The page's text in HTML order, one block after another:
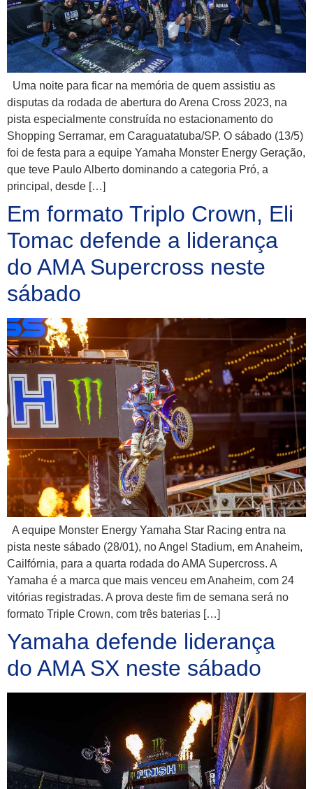
Uma noite para ficar na memória de quem assistiu as
disputas da rodada de abertura do Arena Cross 2023, na
pista especialmente construída no estacionamento do
Shopping Serramar, em Caraguatatuba/SP. O sábado (13/5)
foi de festa para a equipe Yamaha Monster Energy Geração,
que teve Paulo Alberto dominando a categoria Pró, a
principal, desde […]
Em formato Triplo Crown, Eli
Tomac defende a liderança
do AMA Supercross neste
sábado
A equipe Monster Energy Yamaha Star Racing entra na
pista neste sábado (28/01), no Angel Stadium, em Anaheim,
Cailfórnia, para a quarta rodada do AMA Supercross. A
Yamaha é a marca que mais venceu em Anaheim, com 24
vitórias registradas. A prova deste fim de semana será no
formato Triple Crown, com três baterias […]
Yamaha defende liderança
do AMA SX neste sábado